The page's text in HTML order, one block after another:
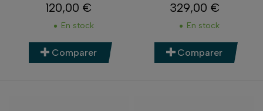
Prix
120,00 €
En stock
Comparer
Prix
329,00 €
En stock
Comparer